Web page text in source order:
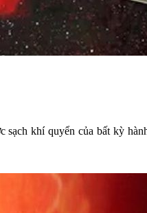
khí quyển của bất kỳ